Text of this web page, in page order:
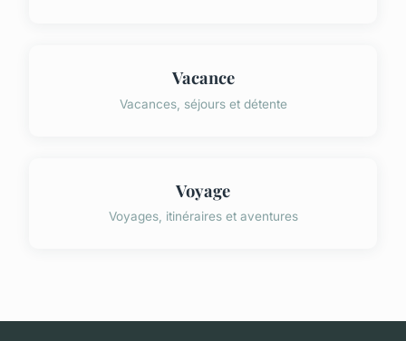
Vacance
Vacances, séjours et détente
Voyage
Voyages, itinéraires et aventures